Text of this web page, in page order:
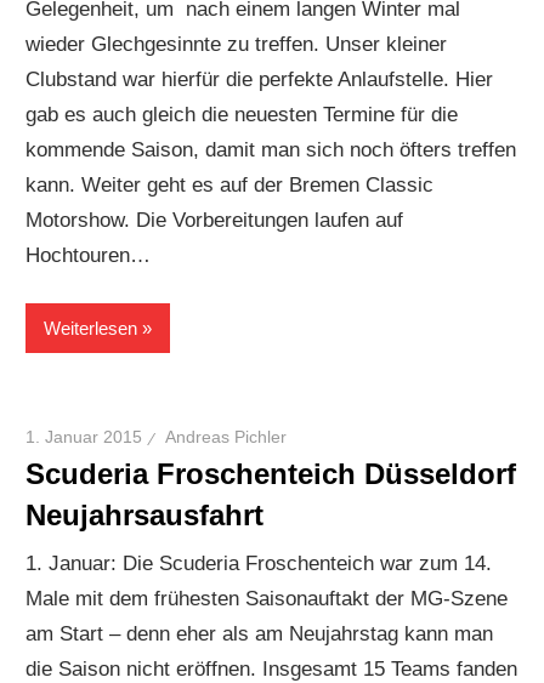
Gelegenheit, um nach einem langen Winter mal
wieder Glechgesinnte zu treffen. Unser kleiner
Clubstand war hierfür die perfekte Anlaufstelle. Hier
gab es auch gleich die neuesten Termine für die
kommende Saison, damit man sich noch öfters treffen
kann. Weiter geht es auf der Bremen Classic
Motorshow. Die Vorbereitungen laufen auf
Hochtouren…
Weiterlesen
1. Januar 2015 Andreas Pichler
Scuderia Froschenteich Düsseldorf
Neujahrsausfahrt
1. Januar: Die Scuderia Froschenteich war zum 14.
Male mit dem frühesten Saisonauftakt der MG-Szene
am Start – denn eher als am Neujahrstag kann man
die Saison nicht eröffnen. Insgesamt 15 Teams fanden